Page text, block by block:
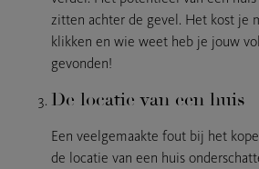
zitten achter de gevel. Het kost je
klikken en wie weet heb je jouw
gevonden!
De locatie van een huis
Een veelgemaakte fout bij het
de locatie van een huis